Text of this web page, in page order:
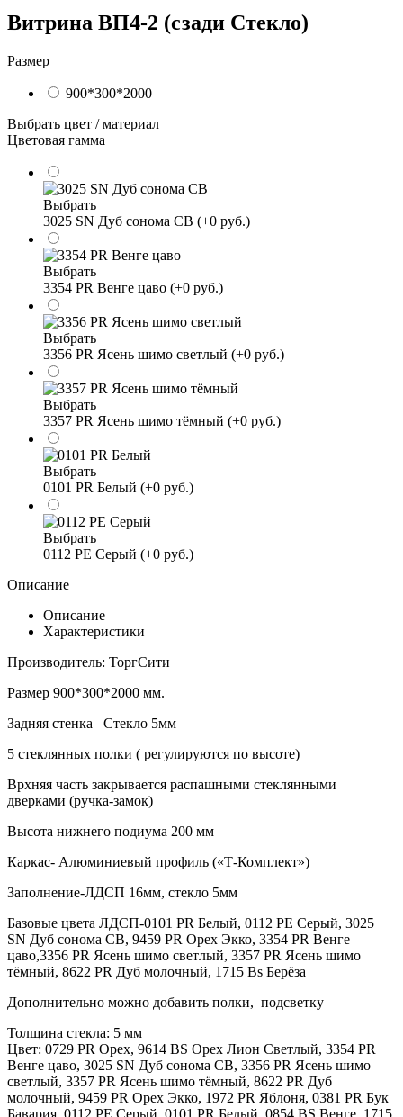
Витрина ВП4-2 (сзади Стекло)
Размер
900*300*2000
Выбрать цвет / материал
Цветовая гамма
Выбрать
3025 SN Дуб сонома СВ (+0 руб.)
Выбрать
3354 PR Венге цаво (+0 руб.)
Выбрать
3356 PR Ясень шимо светлый (+0 руб.)
Выбрать
3357 PR Ясень шимо тёмный (+0 руб.)
Выбрать
0101 PR Белый (+0 руб.)
Выбрать
0112 PE Серый (+0 руб.)
Описание
Описание
Характеристики
Производитель: ТоргСити
Размер 900*300*2000 мм.
Задняя стенка –Стекло 5мм
5 стеклянных полки ( регулируются по высоте)
Врхняя часть закрывается распашными стеклянными
дверками (ручка-замок)
Высота нижнего подиума 200 мм
Каркас- Алюминиевый профиль («Т-Комплект»)
Заполнение-ЛДСП 16мм, стекло 5мм
Базовые цвета ЛДСП-0101 PR Белый, 0112 PE Серый, 3025
SN Дуб сонома СВ, 9459 PR Орех Экко, 3354 PR Венге
цаво,3356 PR Ясень шимо светлый, 3357 PR Ясень шимо
тёмный, 8622 PR Дуб молочный, 1715 Bs Берёза
Дополнительно можно добавить полки, подсветку
Толщина стекла: 5 мм
Цвет: 0729 PR Орех, 9614 BS Орех Лион Светлый, 3354 PR
Венге цаво, 3025 SN Дуб сонома СВ, 3356 PR Ясень шимо
светлый, 3357 PR Ясень шимо тёмный, 8622 PR Дуб
молочный, 9459 PR Орех Экко, 1972 PR Яблоня, 0381 PR Бук
Бавария, 0112 PE Серый, 0101 PR Белый, 0854 BS Венге, 1715